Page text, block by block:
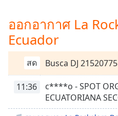
Playback
Chapters
Chapters
ออกอากาศ La
Ecuador
สด Busca DJ
11:36
c****o - SPOT
ECUATORIANA